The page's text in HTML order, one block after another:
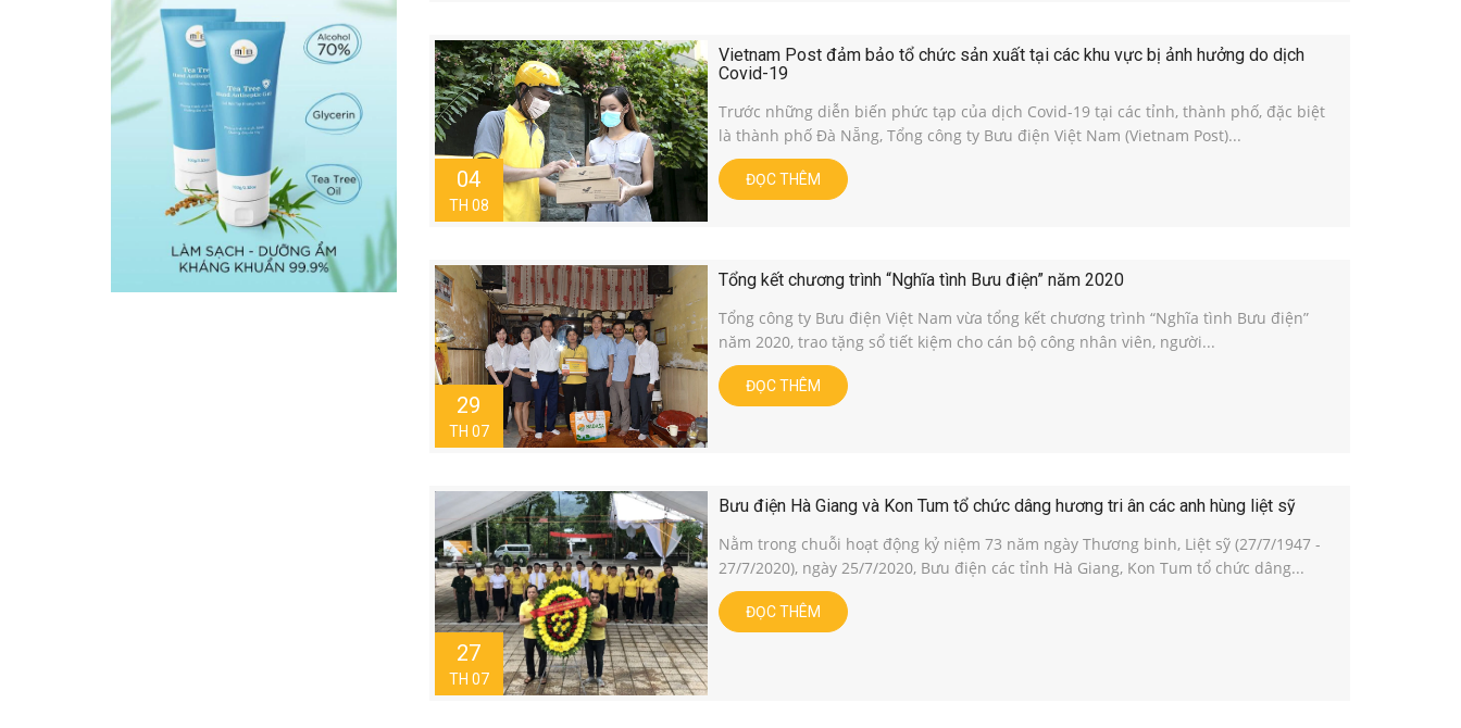
04
TH 08
Vietnam Post đảm bảo tổ chức sản xuất tại các khu vực bị ảnh hưởng do dịch
Covid-19
Trước những diễn biến phức tạp của dịch Covid-19 tại các tỉnh, thành phố, đặc biệt
là thành phố Đà Nẵng, Tổng công ty Bưu điện Việt Nam (Vietnam Post)...
ĐỌC THÊM
29
TH 07
Tổng kết chương trình “Nghĩa tình Bưu điện” năm 2020
Tổng công ty Bưu điện Việt Nam vừa tổng kết chương trình “Nghĩa tình Bưu điện”
năm 2020, trao tặng sổ tiết kiệm cho cán bộ công nhân viên, người...
ĐỌC THÊM
27
TH 07
Bưu điện Hà Giang và Kon Tum tổ chức dâng hương tri ân các anh hùng liệt sỹ
Nằm trong chuỗi hoạt động kỷ niệm 73 năm ngày Thương binh, Liệt sỹ (27/7/1947 -
27/7/2020), ngày 25/7/2020, Bưu điện các tỉnh Hà Giang, Kon Tum tổ chức dâng...
ĐỌC THÊM